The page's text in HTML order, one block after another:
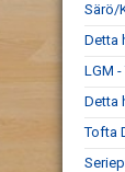
Särö/
Detta
LGM
Detta
Tofta